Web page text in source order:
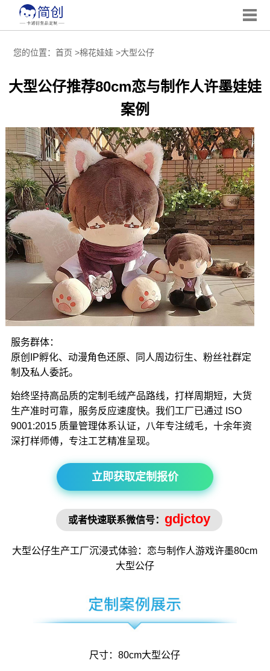
您的位置： 首页 >棉花娃娃>大型公仔
大型公仔推荐80cm恋与制作人许墨娃娃
案例
服务群体：
原创IP孵化、动漫角色还原、同人周边衍生、粉丝社群定
制及私人委託。
始终坚持高品质的定制毛绒产品路线，打样周期短，大货
生产准时可靠，服务反应速度快。我们工厂已通过 ISO
9001:2015 质量管理体系认证，八年专注绒毛，十余年资
深打样师傅，专注工艺精准呈现。
立即获取定制报价
或者快速联系微信号： gdjctoy
大型公仔生产工厂沉浸式体验：恋与制作人游戏许墨80cm
大型公仔
尺寸：80cm大型公仔